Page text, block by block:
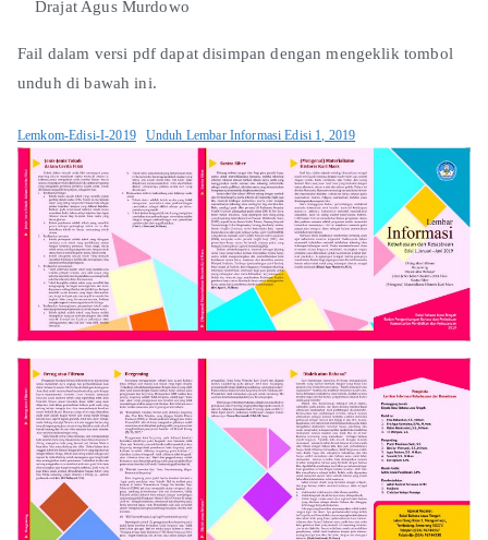
Drajat Agus Murdowo
Fail dalam versi pdf dapat disimpan dengan mengeklik tombol
unduh di bawah ini.
Lemkom-Edisi-I-2019 Unduh Lembar Informasi Edisi 1, 2019